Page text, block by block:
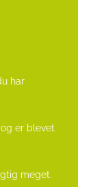
har
er blevet
meget.